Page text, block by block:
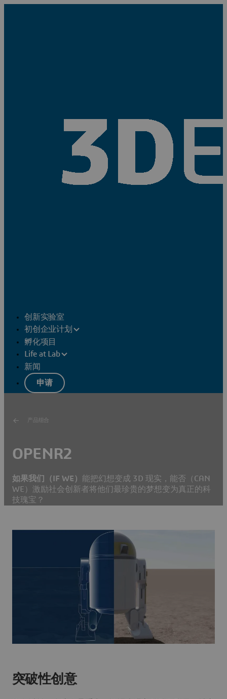
创新实验室
初创企业计划
孵化项目
Life at Lab
新闻
申请
产品组合
OPENR2
如果我们（IF WE） 能把幻想变成 3D 现实，能否（CAN
WE）激励社会创新者将他们最珍贵的梦想变为真正的科
技瑰宝？
突破性创意